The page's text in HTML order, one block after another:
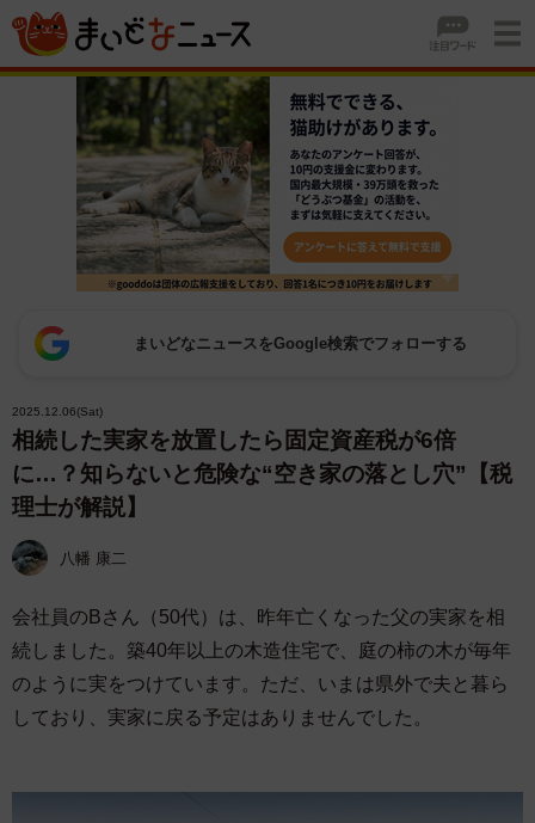
まいどなニュースをGoogle検索でフォローする
2025.12.06(Sat)
相続した実家を放置したら固定資産税が6倍
に…？知らないと危険な“空き家の落とし穴”【税
理士が解説】
八幡 康二
会社員のBさん（50代）は、昨年亡くなった父の実家を相
続しました。築40年以上の木造住宅で、庭の柿の木が毎年
のように実をつけています。ただ、いまは県外で夫と暮ら
しており、実家に戻る予定はありませんでした。